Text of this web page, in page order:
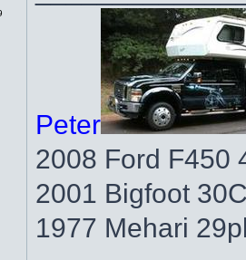
Peter
2008 Ford F450
2001 Bigfoot
1977 Mehari